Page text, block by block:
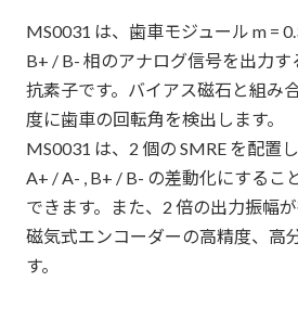
MS0031 は、歯車モジュール m =
B+ / B- 相のアナログ信号を出力す
抗素子です。バイアス磁石と組み
度に歯車の回転角を検出します。
MS0031 は、2 個の SMRE を配置
A+ / A- , B+ / B- の差動化にするこ
できます。また、2 倍の出力振幅
磁気式エンコーダーの高精度、高
す。